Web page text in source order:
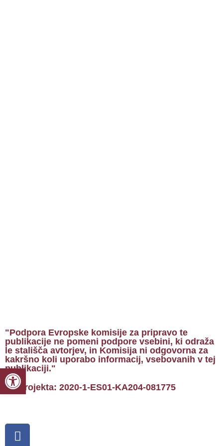
"Podpora Evropske komisije za pripravo te
publikacije ne pomeni podpore vsebini, ki odraža
le stališča avtorjev, in Komisija ni odgovorna za
kakršno koli uporabo informacij, vsebovanih v tej
publikaciji."
Št. projekta: 2020-1-ES01-KA204-081775
Open toolbar